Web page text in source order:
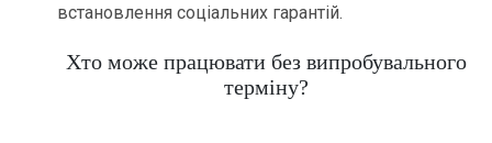
встановлення соціальних гарантій.
Хто може працювати без випробувального
терміну?